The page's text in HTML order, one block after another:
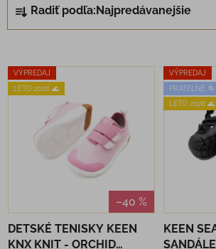
Radiť podľa: Najpredávanejšie
Výpis produktov
VÝPREDAJ
LETO 2026 🌊
–40 %
DETSKÉ TENISKY KEEN
KNX KNIT - ORCHID
VÝPREDAJ
PRATEĽNÉ 🌀
LETO 2026 🌊
KEEN